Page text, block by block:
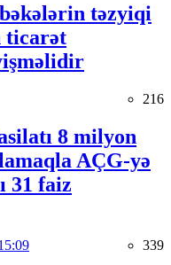
təzyiqi
ticarət
216
8 milyon
AÇG-yə
31 faiz
339